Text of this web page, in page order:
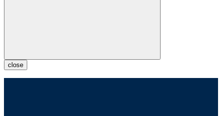
close